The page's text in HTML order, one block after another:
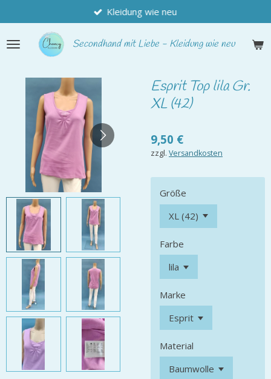
Hauptinhalt
springen
Secondhandmit Liebe - Kleidung wie neu
Kleidung wie neu
Esprit Top lila Gr.
XL (42)
9,50 €
zzgl. Versandkosten
Größe
Farbe
Marke
Material